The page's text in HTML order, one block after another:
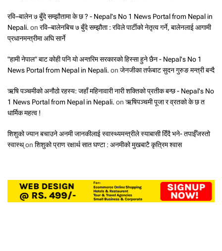
रवि–बालेन ७ बुँदे सम्झौतामा के छ ? - Nepal's No 1 News Portal from Nepal in
Nepali. on रवि–बालेनबिच ७ बुँदे सम्झौता : रविले पार्टीको नेतृत्व गर्ने, बालेनलाई आगामी
प्रधानमन्त्रीमा अघि सार्ने
"हामी नेपाल" बाट कोही पनि यो अन्तरिम सरकारको हिस्सा हुने छैन - Nepal's No 1
News Portal from Nepal in Nepali. on जेनजीका तर्फबाट सुदन गुरुङ मन्त्री बन्दै
ऋषि पञ्चमीको अनौठो रहस्य: जहाँ महिनावारी नारी शक्तिको प्रतीक बन्छ - Nepal's No
1 News Portal from Nepal in Nepali. on ऋषिपञ्चमी पूजा र व्रतको के छ त
धार्मिक महत्व !
शिशुको ज्यान बचाउने अनमी जानकीलाई स्वास्थ्यमन्त्रीले स्याबासी दिँदै भने- तपाईँजस्तो
स्वास्थ्on शिशुको प्राण रक्षार्थ सात घण्टा : अनमीको मुखबाटै कृत्रिम श्वास